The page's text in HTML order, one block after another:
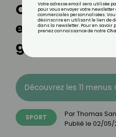
Quel sport est
efficace pour
graisse
Découvrez les 11 menus
SPORT ParThomas
Publié le 02/05/
Votre adresse email sera utilisée
pour vous envoyer votre
commerciales personnalisées.
désinscrire en utilisant le lien de
dans la newsletter. Pour en savoir
prenez connaissance de notre